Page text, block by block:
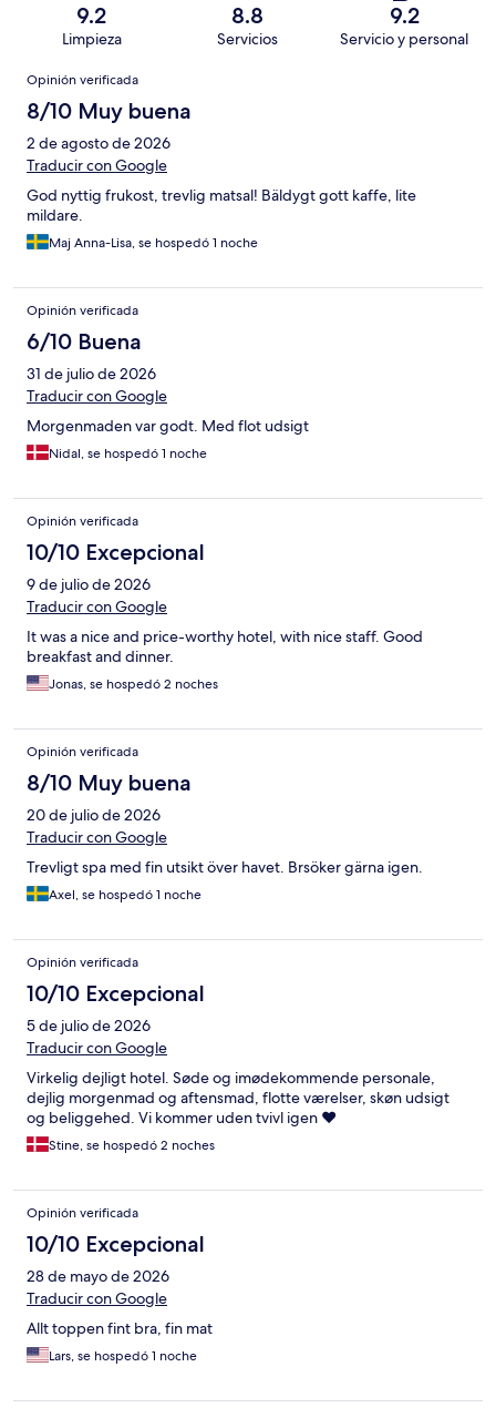
9.2
Limpieza
8.8
Servicios
9.2
Servicio y personal
Opiniones
Opinión verificada
8/10 Muy buena
2 de agosto de 2026
Traducir con Google
God nyttig frukost, trevlig matsal! Bäldygt gott kaffe, lite
mildare.
Maj Anna-Lisa, se hospedó 1 noche
Opinión verificada
6/10 Buena
31 de julio de 2026
Traducir con Google
Morgenmaden var godt. Med flot udsigt
Nidal, se hospedó 1 noche
Opinión verificada
10/10 Excepcional
9 de julio de 2026
Traducir con Google
It was a nice and price-worthy hotel, with nice staff. Good
breakfast and dinner.
Jonas, se hospedó 2 noches
Opinión verificada
8/10 Muy buena
20 de julio de 2026
Traducir con Google
Trevligt spa med fin utsikt över havet. Brsöker gärna igen.
Axel, se hospedó 1 noche
Opinión verificada
10/10 Excepcional
5 de julio de 2026
Traducir con Google
Virkelig dejligt hotel. Søde og imødekommende personale,
dejlig morgenmad og aftensmad, flotte værelser, skøn udsigt
og beliggehed. Vi kommer uden tvivl igen ❤️
Stine, se hospedó 2 noches
Opinión verificada
10/10 Excepcional
28 de mayo de 2026
Traducir con Google
Allt toppen fint bra, fin mat
Lars, se hospedó 1 noche